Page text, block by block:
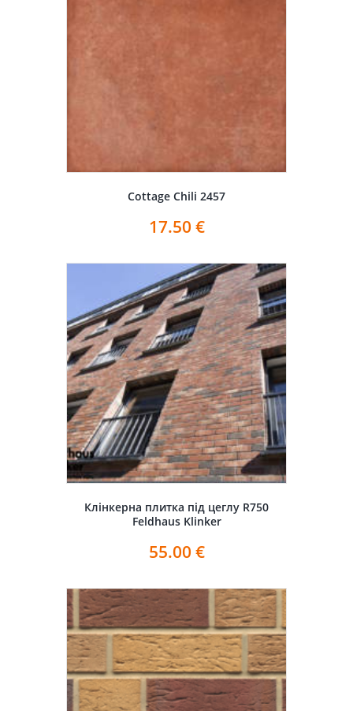
Cottage Chili 2457
17.50 €
Клінкерна плитка під цеглу R750
Feldhaus Klinker
55.00 €